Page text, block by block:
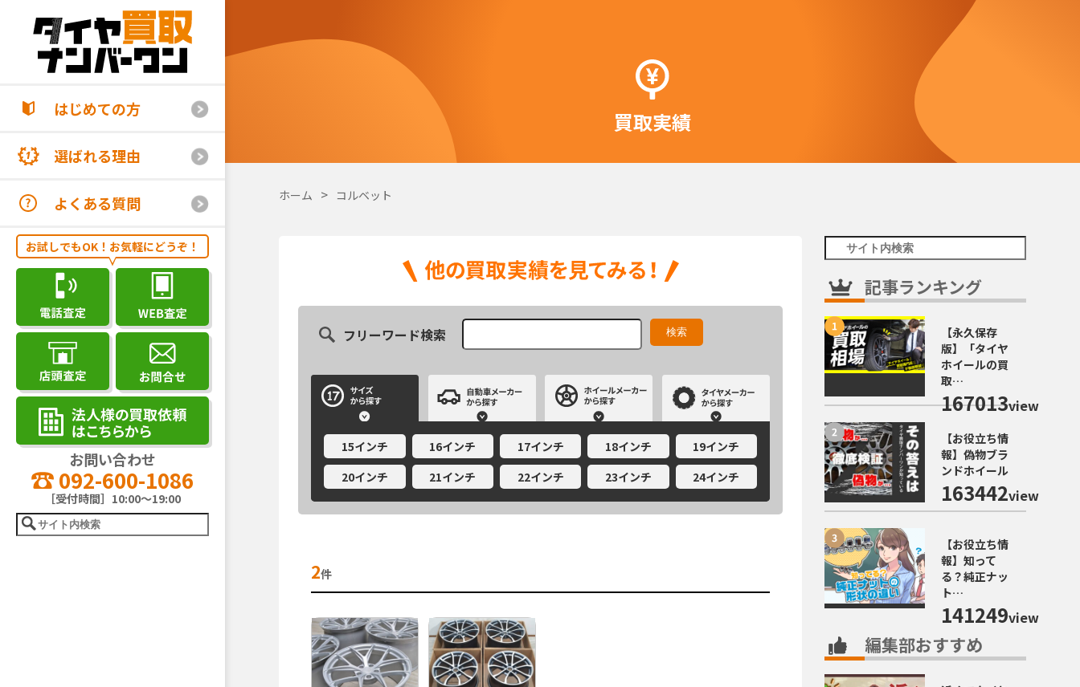
はじめての方
選ばれる理由
よくある質問
お試しでもOK！お気軽にどうぞ！
お問い合わせ
092-600-1086
［受付時間］10:00～19:00
買取実績
ホーム コルベット
フリーワード検索
サイズから探す 自動車メーカーから探す ホイールメーカーから探す
15インチ 16インチ 17インチ 18インチ
19インチ
20インチ
21インチ 22インチ 23インチ 24インチ
2件
記事ランキング
【永久保存
版】「タイヤ
ホイールの買
取…
167013view
【お役立ち情
報】偽物ブラ
ンドホイール
163442view
【お役立ち情
報】知って
る？純正ナッ
ト…
141249view
編集部おすすめ